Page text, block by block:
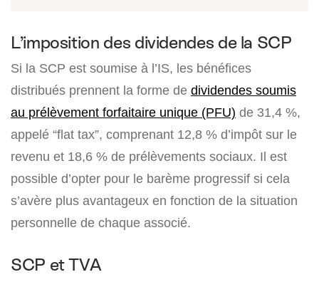
L’imposition des dividendes de la SCP
Si la SCP est soumise à l’IS, les bénéfices
distribués prennent la forme de dividendes soumis
au prélèvement forfaitaire unique (PFU) de 31,4 %,
appelé “flat tax”, comprenant 12,8 % d’impôt sur le
revenu et 18,6 % de prélèvements sociaux. Il est
possible d’opter pour le barème progressif si cela
s’avère plus avantageux en fonction de la situation
personnelle de chaque associé.
SCP et TVA